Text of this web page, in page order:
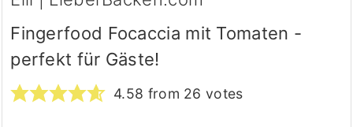
Fingerfood Focaccia mit Tomaten -
perfekt für Gäste!
4.58 from 26 votes